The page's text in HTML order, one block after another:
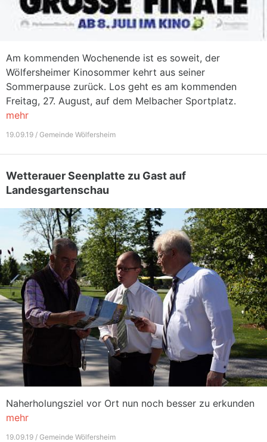
Am kommenden Wochenende ist es soweit, der
Wölfersheimer Kinosommer kehrt aus seiner
Sommerpause zurück. Los geht es am kommenden
Freitag, 27. August, auf dem Melbacher Sportplatz.
mehr
19.09.19 / Gemeinde Wölfersheim
Wetterauer Seenplatte zu Gast auf
Landesgartenschau
Naherholungsziel vor Ort nun noch besser zu erkunden
mehr
19.09.19 / Gemeinde Wölfersheim